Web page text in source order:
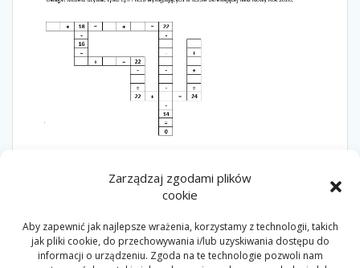
Zarządzaj zgodami plików
cookie
Aby zapewnić jak najlepsze wrażenia, korzystamy z technologii, takich
jak pliki cookie, do przechowywania i/lub uzyskiwania dostępu do
informacji o urządzeniu. Zgoda na te technologie pozwoli nam